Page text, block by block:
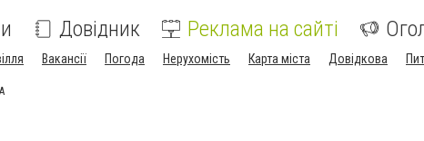
Довідник Реклама на сайті
Вакансії Погода Нерухомість Карта міста Довідкова